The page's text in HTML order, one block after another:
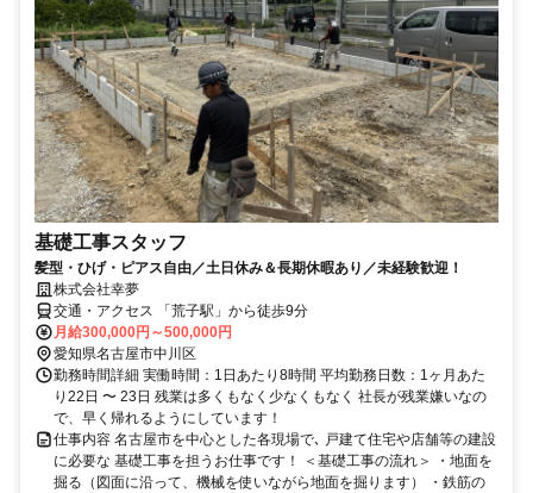
基礎工事スタッフ
髪型・ひげ・ピアス自由／⼟⽇休み＆⻑期休暇あり／未経験歓迎！
株式会社幸夢
交通・アクセス 「荒子駅」から徒歩9分
月給300,000円～500,000円
愛知県名古屋市中川区
勤務時間詳細 実働時間：1日あたり8時間 平均勤務日数：1ヶ月あた
り22日 〜 23日 残業は多くもなく少なくもなく 社長が残業嫌いなの
で、早く帰れるようにしています！
仕事内容 名古屋市を中心とした各現場で､ 戸建て住宅や店舗等の建設
に必要な 基礎工事を担うお仕事です！ ＜基礎工事の流れ＞ ・地面を
掘る（図面に沿って、機械を使いながら地面を掘ります） ・鉄筋の